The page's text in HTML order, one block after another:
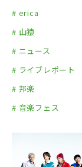
# erica
# 山猿
# ニュース
# ライブレポート
# 邦楽
# 音楽フェス